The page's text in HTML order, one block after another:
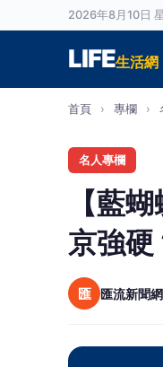
2026年8月10日
LIFE生活網
首頁 › 專欄 ›
名人專欄
【藍
京強硬
匯 匯流新聞